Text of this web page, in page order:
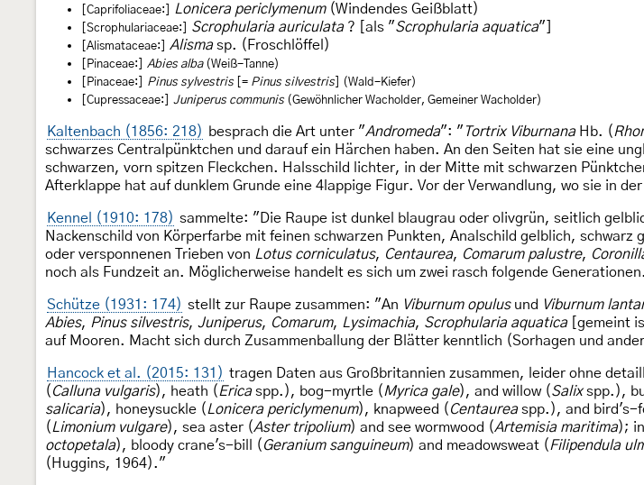
[Caprifoliaceae:] Lonicera periclymenum(Windendes Geißblatt)
[Scrophulariaceae:] Scrophularia auriculata? [als "Scrophularia aquatica"]
[Alismataceae:] Alismasp. (Froschlöffel)
[Pinaceae:] Abies alba(Weiß-Tanne)
[Pinaceae:]
Pinus sylvestris[= Pinus silvestris] (Wald-Kiefer)
[Cupressaceae:]
Juniperus communis(Gewöhnlicher Wacholder, Gemeiner Wacholder)
Kaltenbach (1856: 218) besprach die Art unter "Andromeda": " Tortrix ViburnanaHb. (
schwarzes Centralpünktchen und darauf ein Härchen haben. An den Seiten hat sie eine
schwarzen, vorn spitzen Fleckchen. Halsschild lichter, in der Mitte mit schwarzen
Afterklappe hat auf dunklem Grunde eine 4lappige Figur. Vor der Verwandlung, wo sie in
Kennel (1910: 178) sammelte: "Die Raupe ist dunkel blaugrau oder olivgrün, seitlich
Nackenschild von Körperfarbe mit feinen schwarzen Punkten, Analschild gelblich,
oder versponnenen Trieben von Lotus corniculatus, Centaurea, Comarum palustre,
noch als Fundzeit an. Möglicherweise handelt es sich um zwei rasch folgende
Schütze (1931: 174) stellt zur Raupe zusammen: "An Viburnum opulusund Viburnum
Abies, Pinus silvestris, Juniperus, Comarum, Lysimachia, Scrophularia aquatica[gemeint
auf Mooren. Macht sich durch Zusammenballung der Blätter kenntlich (Sorhagen und
Hancock et al. (2015: 131) tragen Daten aus Großbritannien zusammen, leider ohne
( Calluna vulgaris), heath ( Ericaspp.), bog-myrtle ( Myrica gale), and willow (Salixspp.),
salicaria), honeysuckle ( Lonicera periclymenum), knapweed ( Centaureaspp.), and bird's-
( Limonium vulgare), sea aster (Aster tripolium) and see wormwood (Artemisia maritima);
octopetala), bloody crane's-bill ( Geranium sanguineum) and meadowsweat ( Filipendula
(Huggins, 1964)."